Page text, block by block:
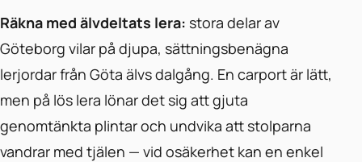
Räkna med älvdeltats lera: stora delar av
Göteborg vilar på djupa, sättningsbenägna
lerjordar från Göta älvs dalgång. En carport är lätt,
men på lös lera lönar det sig att gjuta
genomtänkta plintar och undvika att stolparna
vandrar med tjälen — vid osäkerhet kan en enkel